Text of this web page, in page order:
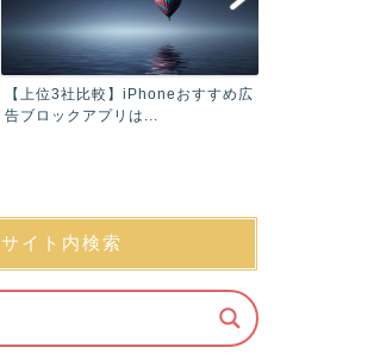
【上位3社比較】iPhoneおすすめ広
告ブロックアプリは...
サイト内検索